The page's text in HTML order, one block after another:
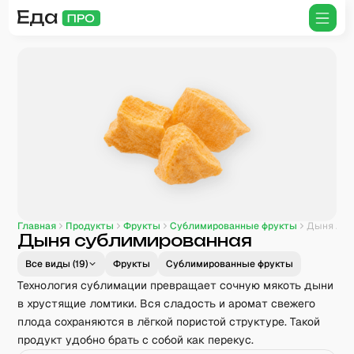
Главная Продукты Фрукты Сублимированные фрукты Дыня сублимированная
Дыня сублимированная
Все виды (19) Фрукты Сублимированные фрукты
Технология сублимации превращает сочную мякоть дыни
в хрустящие ломтики. Вся сладость и аромат свежего
плода сохраняются в лёгкой пористой структуре. Такой
продукт удобно брать с собой как перекус.